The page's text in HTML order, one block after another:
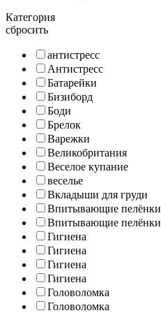
Категория
сбросить
антистресс
Антистресс
Батарейки
Бизиборд
Боди
Брелок
Варежки
Великобритания
Веселое купание
веселье
Вкладыши для груди
Впитывающие пелёнки
Впитывающие пелёнки
Гигиена
Гигиена
Гигиена
Гигиена
Головоломка
Головоломка